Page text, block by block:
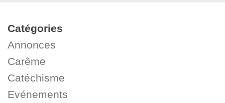
Catégories
Annonces
Carême
Catéchisme
Evénements